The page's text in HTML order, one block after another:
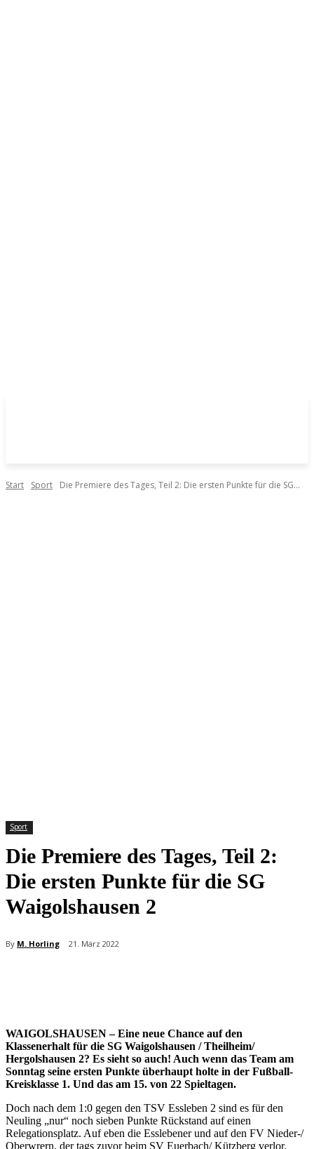
Start Sport Die Premiere des Tages, Teil 2: Die ersten Punkte für die SG...
Sport
Die Premiere des Tages, Teil 2:
Die ersten Punkte für die SG
Waigolshausen 2
By M. Horling 21. März 2022
WAIGOLSHAUSEN – Eine neue Chance auf den
Klassenerhalt für die SG Waigolshausen / Theilheim/
Hergolshausen 2? Es sieht so auch! Auch wenn das Team am
Sonntag seine ersten Punkte überhaupt holte in der Fußball-
Kreisklasse 1. Und das am 15. von 22 Spieltagen.
Doch nach dem 1:0 gegen den TSV Essleben 2 sind es für den
Neuling „nur“ noch sieben Punkte Rückstand auf einen
Relegationsplatz. Auf eben die Esslebener und auf den FV Nieder-/
Oberwrern, der tags zuvor beim SV Euerbach/ Kützberg verlor.